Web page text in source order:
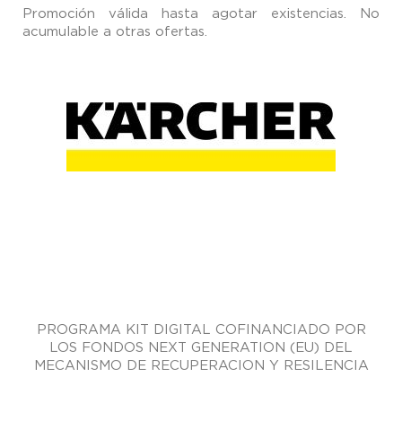
Promoción válida hasta agotar existencias. No
acumulable a otras ofertas.
PROGRAMA KIT DIGITAL COFINANCIADO POR
LOS FONDOS NEXT GENERATION (EU) DEL
MECANISMO DE RECUPERACION Y RESILENCIA